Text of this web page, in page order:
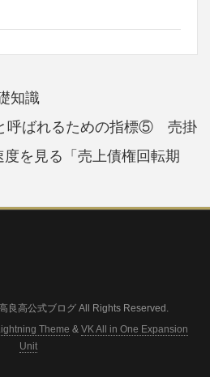
知識
呼ばれるための指標⑤ 売掛
を見る「売上債権回転期
良高公式ブログ All Rights Reserved.
Theme & VK All in One Expansion
Unit